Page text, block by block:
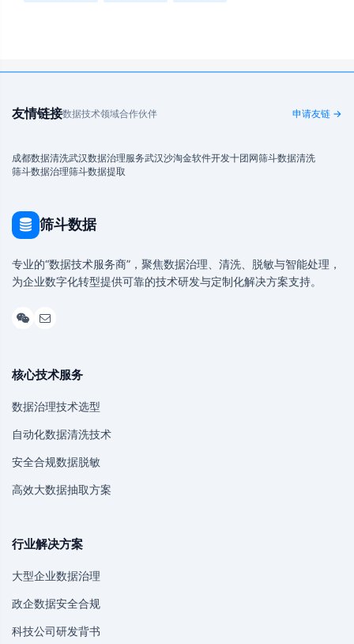
友情链接数据技术领域合作伙伴 申请友链 →
成都数据清洗武汉数据治理服务武汉沙淘金软件开发十团网筛斗数据清洗
筛斗数据治理筛斗数据提取
筛斗数据
专业的“数据技术服务商”，聚焦数据治理、清洗、脱敏与智能处理，
为企业数字化转型提供可靠的技术研发与定制化解决方案支持。
核心技术服务
数据治理技术选型
自动化数据清洗技术
安全合规数据脱敏
高效大数据抽取方案
行业解决方案
大型企业数据治理
政企数据安全合规
科技公司研发背书